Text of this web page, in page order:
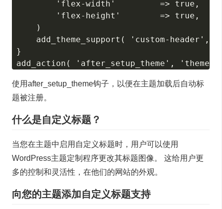
        'flex-width'         => true,
        'flex-height'        => true,
    )
add_theme_support( 'custom-header',
}
使用after_setup_theme钩子，以便在主题加载后自动标
题被注册。
什么是自定义标题？
当您在主题中启用自定义标题时，用户可以使用
WordPress主题定制程序更改其标题图像。 这给用户更
多的控制和灵活性，在他们的网站的外观。
向您的主题添加自定义标题支持